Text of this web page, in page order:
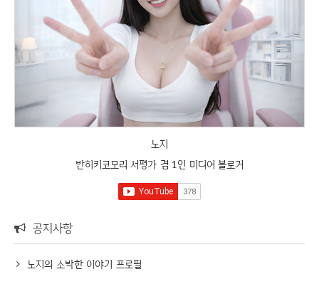
노지
반히키코모리 서평가 겸 1인 미디어 블로거
공지사항
노지의 소박한 이야기 프로필